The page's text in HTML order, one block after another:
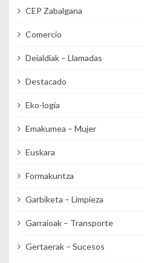
CEP Zabalgana
Comercio
Deialdiak – Llamadas
Destacado
Eko-logia
Emakumea – Mujer
Euskara
Formakuntza
Garbiketa – Limpieza
Garraioak – Transporte
Gertaerak – Sucesos